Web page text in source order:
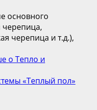
основного
черепица,
черепица и т.д.),
о Тепло и
«Теплый пол»